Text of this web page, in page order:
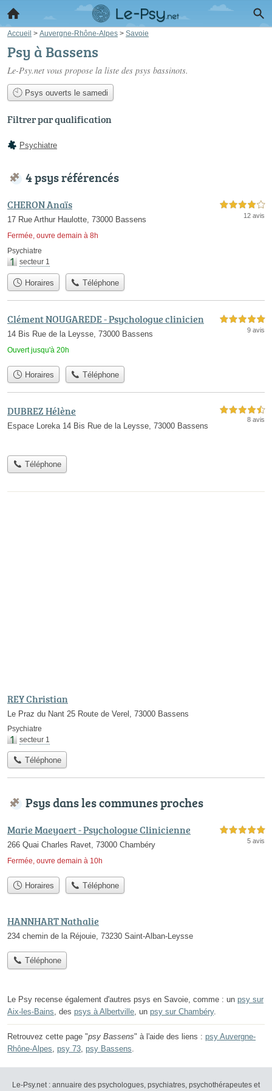
Accueil > Auvergne-Rhône-Alpes > Savoie
Psy à Bassens
Le-Psy.net vous propose la liste des psys bassinots.
Psys ouverts le samedi
Filtrer par qualification
Psychiatre
4 psys référencés
CHERON Anaïs
17 Rue Arthur Haulotte, 73000 Bassens
Fermée, ouvre demain à 8h
4,0 étoiles sur 5
12 avis
Psychiatre
secteur 1
Horaires Téléphone
Clément NOUGAREDE - Psychologue clinicien
14 Bis Rue de la Leysse, 73000 Bassens
Ouvert jusqu'à 20h
5,0 étoiles sur 5
9 avis
Horaires Téléphone
DUBREZ Hélène
Espace Loreka 14 Bis Rue de la Leysse, 73000 Bassens
4,5 étoiles sur 5
8 avis
Téléphone
REY Christian
Le Praz du Nant 25 Route de Verel, 73000 Bassens
Psychiatre
secteur 1
Téléphone
Psys dans les communes proches
Marie Maeyaert - Psychologue Clinicienne
266 Quai Charles Ravet, 73000 Chambéry
Fermée, ouvre demain à 10h
5,0 étoiles sur 5
5 avis
Horaires Téléphone
HANNHART Nathalie
234 chemin de la Réjouie, 73230 Saint-Alban-Leysse
Téléphone
Le Psy recense également d'autres psys en Savoie, comme : un psy sur
Aix-les-Bains , des psys à Albertville , un psy sur Chambéry.
Retrouvez cette page "psy Bassens" à l'aide des liens : psy Auvergne-
Rhône-Alpes psy 73 psy Bassens
Le-Psy.net : annuaire des psychologues, psychiatres, psychothérapeutes et